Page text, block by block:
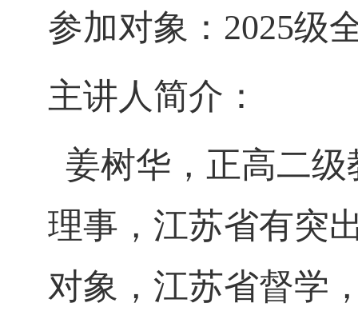
参加对象： 2025级
主讲人简介：
姜树华 ， 正高二
理事，江苏省有突
对象，江苏省督学